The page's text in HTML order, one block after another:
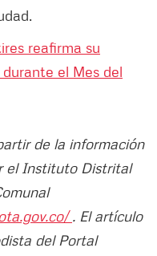
reafirma su
el Mes del
de la información
el Instituto Distrital
. El artículo
del Portal